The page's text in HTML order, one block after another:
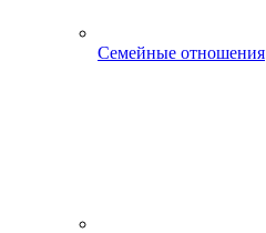
Семейные отношения